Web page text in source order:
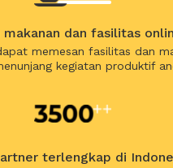
makanan dan fasilitas
memesan fasilitas dan
kegiatan produktif
terlengkap di